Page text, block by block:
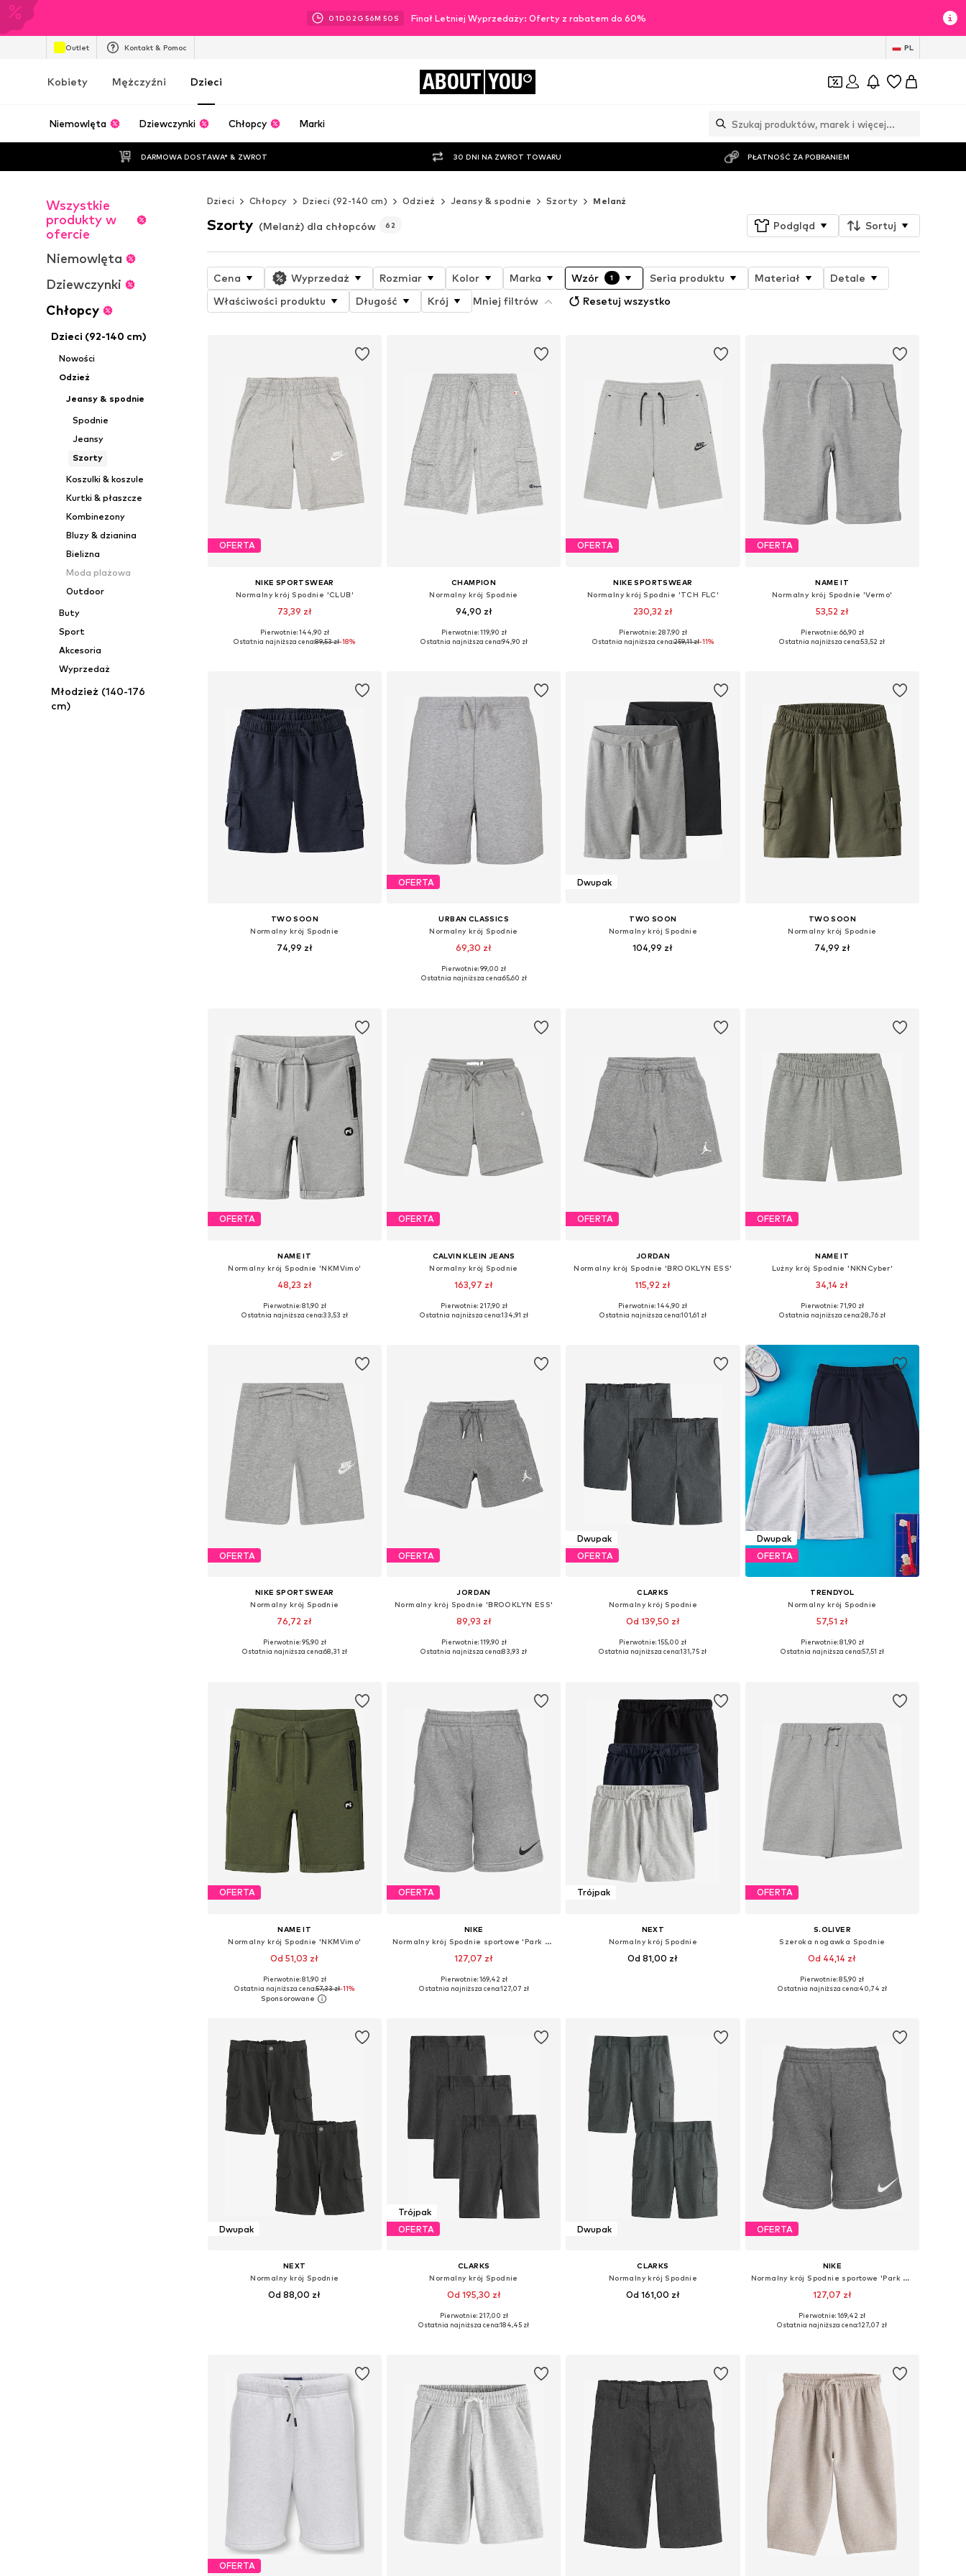
01D 02 G 56M 48 S Finał Letniej Wyprzedaży: Oferty z rabatem do 60%
Outlet Kontakt & Pomoc PL
Kobiety Mężczyźni Dzieci ABOUT YOU
Niemowlęta Dziewczynki Chłopcy Marki
DARMOWA DOSTAWA* & ZWROT 30 DNI NA ZWROT TOWARU PŁATNOŚĆ ZA POBRANIEM
Wszystkie
produkty w
ofercie
Niemowlęta
Dziewczynki
Chłopcy
Dzieci (92-140 cm)
Nowości
Odzież
Jeansy & spodnie
Spodnie
Jeansy
Szorty
Koszulki & koszule
Kurtki & płaszcze
Kombinezony
Bluzy & dzianina
Bielizna
Moda plażowa
Outdoor
Buty
Sport
Akcesoria
Wyprzedaż
Młodzież (140-176
cm)
Dzieci Chłopcy Dzieci (92-140 cm) Odzież Jeansy & spodnie Szorty Melanż
Szorty (Melanż) dla chłopców 62 Podgląd Sortuj
Cena Wyprzedaż Rozmiar Kolor Marka Wzór 1 Seria produktu Materiał
Detale
Właściwości produktu
Długość Krój Mniej filtrów Resetuj wszystko
OFERTA
NIKE SPORTSWEAR
Normalny krój Spodnie 'CLUB'
73,39 zł
Pierwotnie: 144,90 zł
Ostatnia najniższa cena:89,53 zł-18%
CHAMPION
Normalny krój Spodnie
94,90 zł
Dostępne rozmiary: 116, 128, 140, 152, 164
Pierwotnie: 119,90 zł
Ostatnia najniższa cena:94,90 zł
OFERTA
NIKE SPORTSWEAR
Normalny krój Spodnie 'TCH FLC'
230,32 zł
Dostępne w różnych rozmiarach
Pierwotnie: 287,90 zł
Ostatnia najniższa cena:259,11 zł-11%
OFERTA
NAME IT
Normalny krój Spodnie 'Vermo'
53,52 zł
+5
Dostępne w różnych rozmiarach
Pierwotnie: 66,90 zł
Ostatnia najniższa cena:53,52 zł
TWO SOON
Normalny krój Spodnie
74,99 zł
OFERTA
URBAN CLASSICS
Normalny krój Spodnie
69,30 zł
Dostępne w różnych rozmiarach
Pierwotnie: 99,00 zł
Ostatnia najniższa cena:65,60 zł
Dwupak
TWO SOON
Normalny krój Spodnie
104,99 zł
TWO SOON
Normalny krój Spodnie
74,99 zł
OFERTA
NAME IT
Normalny krój Spodnie 'NKMVimo'
48,23 zł
+1
Dostępne w różnych rozmiarach
Pierwotnie: 81,90 zł
Ostatnia najniższa cena:33,53 zł
OFERTA
CALVIN KLEIN JEANS
Normalny krój Spodnie
163,97 zł
Pierwotnie: 217,90 zł
Ostatnia najniższa cena:134,91 zł
OFERTA
JORDAN
Normalny krój Spodnie 'BROOKLYN ESS'
115,92 zł
Dostępne rozmiary: 128-132, 134-146
Pierwotnie: 144,90 zł
Ostatnia najniższa cena:101,61 zł
OFERTA
NAME IT
Lużny krój Spodnie 'NKNCyber'
34,14 zł
Dostępne rozmiary: 116, 122, 128, 134, 158
Pierwotnie: 71,90 zł
Ostatnia najniższa cena:28,76 zł
OFERTA
NIKE SPORTSWEAR
Normalny krój Spodnie
76,72 zł
Pierwotnie: 95,90 zł
Ostatnia najniższa cena:68,31 zł
OFERTA
JORDAN
Normalny krój Spodnie 'BROOKLYN ESS'
89,93 zł
Dostępne w różnych rozmiarach
Pierwotnie: 119,90 zł
Ostatnia najniższa cena:83,93 zł
Dwupak
OFERTA
CLARKS
Normalny krój Spodnie
Od 139,50 zł
Pierwotnie: 155,00 zł
Ostatnia najniższa cena:131,75 zł
Dwupak
OFERTA
TRENDYOL
Normalny krój Spodnie
57,51 zł
Dostępne rozmiary: 122-128
Pierwotnie: 81,90 zł
Ostatnia najniższa cena:57,51 zł
OFERTA
NAME IT
Normalny krój Spodnie 'NKMVimo'
Od 51,03 zł
+1
Dostępne rozmiary: 92, 98, 104, 116, 158
Dodaj do koszyka
Pierwotnie: 81,90 zł
Ostatnia najniższa cena:57,33 zł-11%
OFERTA
NIKE
Normalny krój Spodnie sportowe 'Park 20'
127,07 zł
Dostępne rozmiary: 122-128, 140, 152
Pierwotnie: 169,42 zł
Ostatnia najniższa cena:127,07 zł
Trójpak
NEXT
Normalny krój Spodnie
Od 81,00 zł
OFERTA
S.OLIVER
Szeroka nogawka Spodnie
Od 44,14 zł
Pierwotnie: 85,90 zł
Ostatnia najniższa cena:40,74 zł
Dwupak
NEXT
Normalny krój Spodnie
Od 88,00 zł
Trójpak
OFERTA
CLARKS
Normalny krój Spodnie
Od 195,30 zł
Dostępne w różnych rozmiarach
Pierwotnie: 217,00 zł
Ostatnia najniższa cena:184,45 zł
Dwupak
CLARKS
Normalny krój Spodnie
Od 161,00 zł
OFERTA
NIKE
Normalny krój Spodnie sportowe 'Park 20'
127,07 zł
Dostępne rozmiary: 122-128, 152
Pierwotnie: 169,42 zł
Ostatnia najniższa cena:127,07 zł
OFERTA